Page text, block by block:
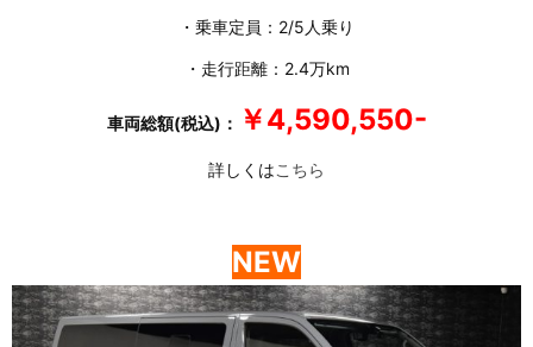
・乗車定員：2/5人乗り
・走行距離：2.4万km
車両総額(税込)： ￥4,590,550-
詳しくはこちら
NEW